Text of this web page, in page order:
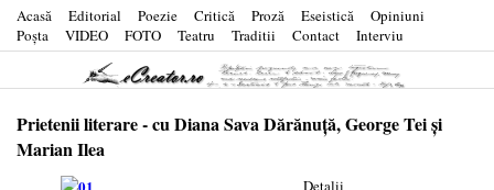
Acasă Editorial Poezie Critică Proză Eseistică
Opiniuni
Poşta
VIDEO FOTO Teatru Traditii Contact Interviu
Prietenii literare - cu Diana Sava Dărănuţă, George Tei şi
Marian Ilea
Detalii